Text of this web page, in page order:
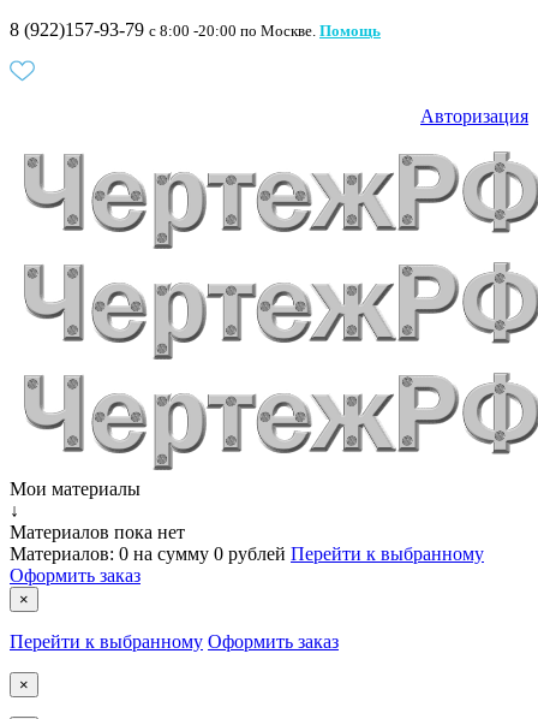
8 (922)157-93-79 c 8:00 -20:00 по Москве. Помощь
Авторизация
Мои материалы
↓
Материалов пока нет
Материалов: 0 на сумму 0 рублей Перейти к выбранному
Оформить заказ
×
Перейти к выбранному Оформить заказ
×